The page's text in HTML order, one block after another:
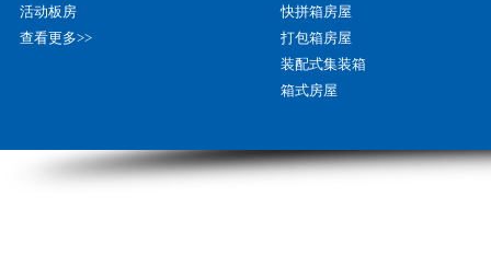
活动板房
查看更多>>
快拼箱房屋
打包箱房屋
装配式集装箱
箱式房屋